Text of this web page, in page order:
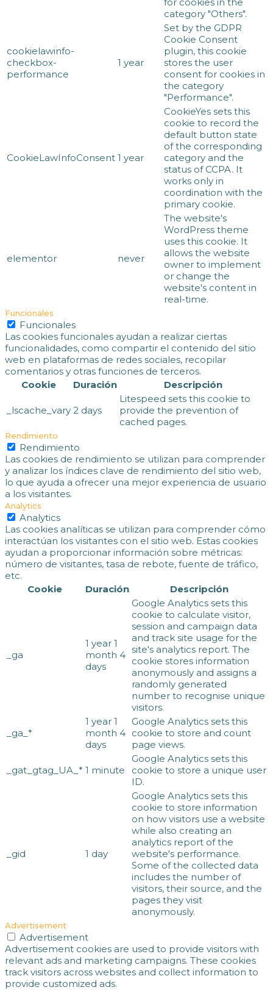
category "Others".
cookielawinfo-
checkbox-
performance
1 year
Set by the GDPR
Cookie Consent
plugin, this cookie
stores the user
consent for cookies in
the category
"Performance".
CookieLawInfoConsent 1 year
CookieYes sets this
cookie to record the
default button state
of the corresponding
category and the
status of CCPA. It
works only in
coordination with the
primary cookie.
elementor never
The website's
WordPress theme
uses this cookie. It
allows the website
owner to implement
or change the
website's content in
real-time.
Funcionales
Funcionales
Las cookies funcionales ayudan a realizar ciertas
funcionalidades, como compartir el contenido del sitio
web en plataformas de redes sociales, recopilar
comentarios y otras funciones de terceros.
Cookie
Duración Descripción
_lscache_vary 2 days
Litespeed sets this cookie to
provide the prevention of
cached pages.
Rendimiento
Rendimiento
Las cookies de rendimiento se utilizan para comprender
y analizar los índices clave de rendimiento del sitio web,
lo que ayuda a ofrecer una mejor experiencia de usuario
a los visitantes.
Analytics
Analytics
Las cookies analíticas se utilizan para comprender cómo
interactúan los visitantes con el sitio web. Estas cookies
ayudan a proporcionar información sobre métricas:
número de visitantes, tasa de rebote, fuente de tráfico,
etc.
Cookie
Duración Descripción
_ga
1 year 1
month 4
days
Google Analytics sets this
cookie to calculate visitor,
session and campaign data
and track site usage for the
site's analytics report. The
cookie stores information
anonymously and assigns a
randomly generated
number to recognise unique
visitors.
_ga_*
1 year 1
month 4
days
Google Analytics sets this
cookie to store and count
page views.
_gat_gtag_UA_* 1 minute
Google Analytics sets this
cookie to store a unique user
ID.
_gid 1 day
Google Analytics sets this
cookie to store information
on how visitors use a website
while also creating an
analytics report of the
website's performance.
Some of the collected data
includes the number of
visitors, their source, and the
pages they visit
anonymously.
Advertisement
Advertisement
Advertisement cookies are used to provide visitors with
relevant ads and marketing campaigns. These cookies
track visitors across websites and collect information to
provide customized ads.